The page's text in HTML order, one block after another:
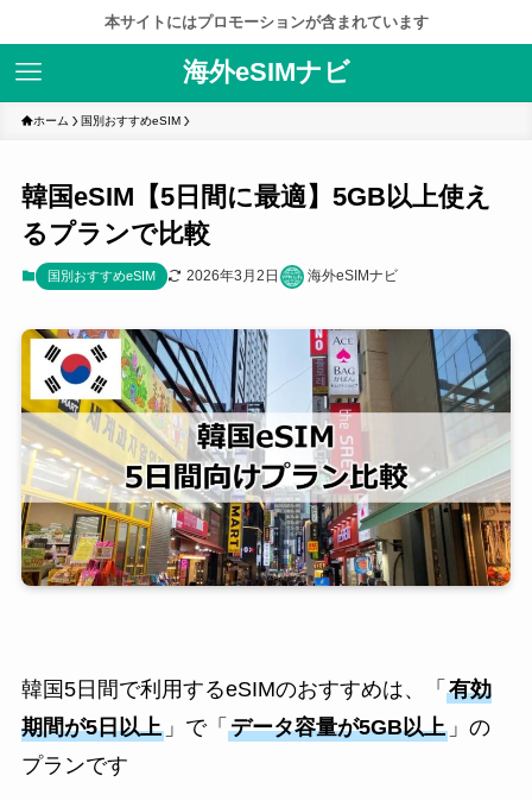
本サイトにはプロモーションが含まれています
海外eSIMナビ
ホーム 国別おすすめeSIM
韓国eSIM【5日間に最適】5GB以上使え
るプランで比較
国別おすすめeSIM 2026年3月2日 海外eSIMナビ
韓国5日間で利用するeSIMのおすすめは、「 有効
期間が5日以上」で「 データ容量が5GB以上」の
プランです